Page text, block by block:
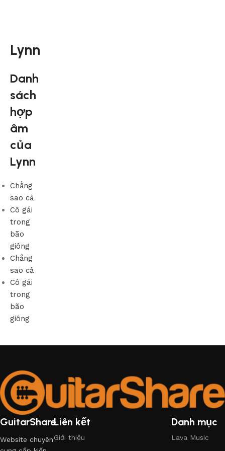
Lynn
Danh
sách
hợp
âm
của
Lynn
Chẳng
sao cả
Cô gái
trong
bão
giông
Chẳng
sao cả
Cô gái
trong
bão
giông
GuitarShare
Website chuyên
Liên kết
Giới thiệu
Danh mục
Lava Music